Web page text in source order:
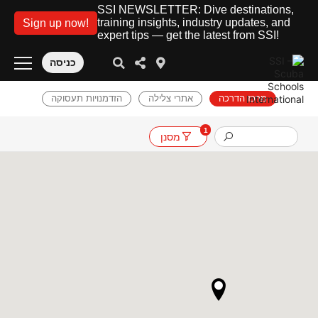
SSI NEWSLETTER: Dive destinations,
training insights, industry updates, and
expert tips — get the latest from SSI!
Sign up now!
כניסה
מרכז הדרכה אתרי צלילה הזדמנויות תעסוקה
מסנן
1